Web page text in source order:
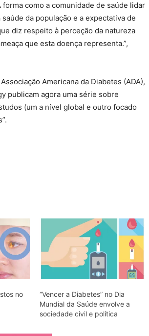
como a comunidade de saúde lidar
da população e a expectativa de
diz respeito à perceção da natureza
que esta doença representa.”,
Americana da Diabetes (ADA),
publicam agora uma série sobre
(um a nível global e outro focado
no
“Vencer a Diabetes” no Dia
Mundial da Saúde envolve a
sociedade civil e política